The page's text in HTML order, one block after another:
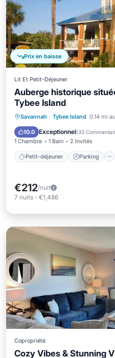
Prix en baisse
Lit Et Petit-Déjeuner
Auberge historique
Tybee Island
Savannah · Tybee Island 0.14 mi
10.0 Exceptionnel(33
1 Chambre 1 Bain 2 Invités
Petit-déjeuner Parking
Petit-déjeuner
Balcon/Terrasse
€212/nuit
7 nuits - €1,486
Copropriété
Cozy Vibes & Stunning